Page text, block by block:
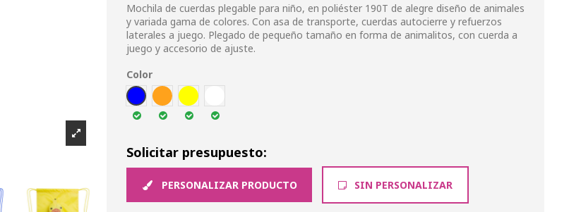
Mochila de cuerdas plegable para niño, en poliéster 190T de alegre diseño de animales
y variada gama de colores. Con asa de transporte, cuerdas autocierre y refuerzos
laterales a juego. Plegado de pequeño tamaño en forma de animalitos, con cuerda a
juego y accesorio de ajuste.
Color
AZUL
NARA AMA
Solicitar presupuesto:
PERSONALIZAR PRODUCTO SIN PERSONALIZAR